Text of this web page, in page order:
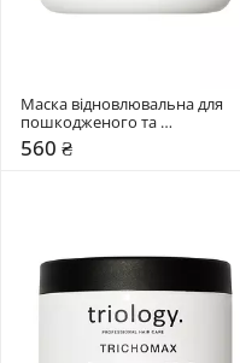
Маска відновлювальна для
пошкодженого та
фарбованого волосся Triology.
Fiberplex
560 ₴